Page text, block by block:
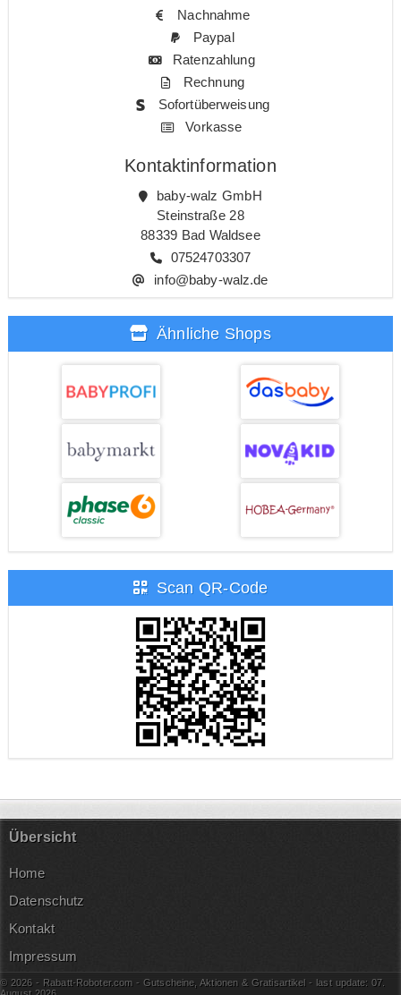
Nachnahme
Paypal
Ratenzahlung
Rechnung
Sofortüberweisung
Vorkasse
Kontaktinformation
baby-walz GmbH
Steinstraße 28
88339 Bad Waldsee
07524703307
info@baby-walz.de
Ähnliche Shops
Scan QR-Code
Übersicht
Home
Datenschutz
Kontakt
Impressum
© 2026 - Rabatt-Roboter.com - Gutscheine, Aktionen & Gratisartikel - last update: 07.